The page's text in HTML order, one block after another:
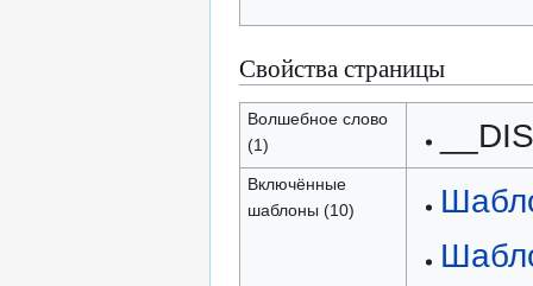
Свойства страницы
Волшебное слово
(1)
Включённые
шаблоны (10)